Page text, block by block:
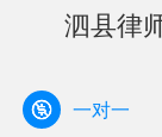
泗县律
一对一